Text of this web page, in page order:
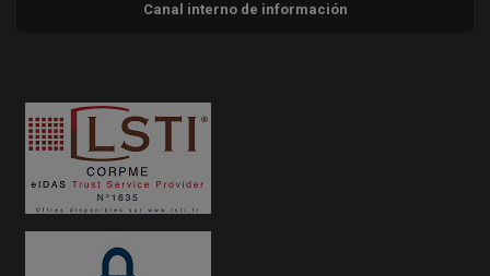
Canal interno de información